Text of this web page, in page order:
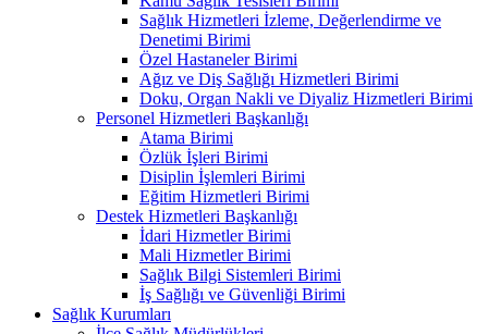
Sağlık Hizmetleri İzleme, Değerlendirme ve
Denetimi Birimi
Özel Hastaneler Birimi
Ağız ve Diş Sağlığı Hizmetleri Birimi
Doku, Organ Nakli ve Diyaliz Hizmetleri Birimi
Personel Hizmetleri Başkanlığı
Atama Birimi
Özlük İşleri Birimi
Disiplin İşlemleri Birimi
Eğitim Hizmetleri Birimi
Destek Hizmetleri Başkanlığı
İdari Hizmetler Birimi
Mali Hizmetler Birimi
Sağlık Bilgi Sistemleri Birimi
İş Sağlığı ve Güvenliği Birimi
Sağlık Kurumları